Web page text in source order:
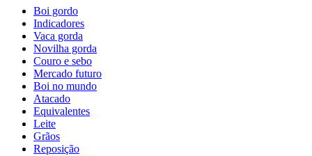
Boi gordo
Indicadores
Vaca gorda
Novilha gorda
Couro e sebo
Mercado futuro
Boi no mundo
Atacado
Equivalentes
Leite
Grãos
Reposição